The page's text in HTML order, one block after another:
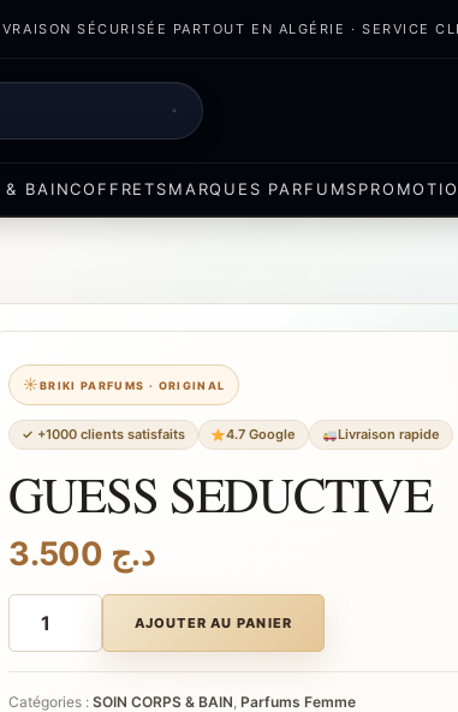
SÉCURISÉE PARTOUT EN ALGÉRIE · SERVICE
& BAINCOFFRETSMARQUES PARFUMS
BRIKI PARFUMS · ORIGINAL
✓ +1000 clients satisfaits 4.7 Google Livraison rapide
GUESS SEDUCTIVE
د.ج
quantité
AJOUTER AU PANIER
Catégories : SOIN CORPS & BAIN, Parfums Femme